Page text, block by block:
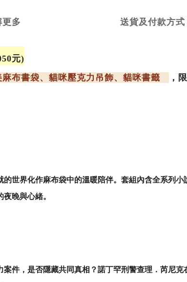
更多 送貨及付款方式
元)
麻布書袋、貓咪壓克力吊飾、貓咪書籤 ，
世界化作麻布袋中的溫暖陪伴。套組內含全系列
晚與心緒。
件，是否隱藏共同真相？諾丁罕刑警查理．芮尼